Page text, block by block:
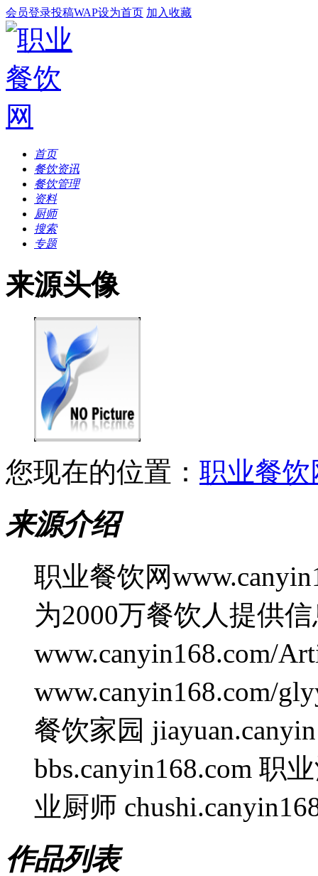
会员登录投稿WAP设为首页 加入收藏
首页
餐饮资讯
餐饮管理
资料
厨师
搜索
专题
来源头像
您现在的位置： 职业餐饮
来源介绍
职业餐饮网
为2000万餐饮人提供
www.canyin168.com/
www.canyin168.com/
餐饮家园
bbs.canyin168.com 职
业厨师
作品列表